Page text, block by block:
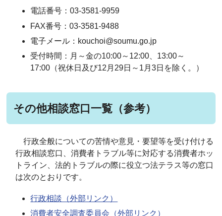
電話番号：03-3581-9959
FAX番号：03-3581-9488
電子メール：kouchoi@soumu.go.jp
受付時間：月～金の10:00～12:00、13:00～
17:00（祝休日及び12月29日～1月3日を除く。）
その他相談窓口一覧（参考）
行政全般についての苦情や意見・要望等を受け付ける
行政相談窓口、消費者トラブル等に対応する消費者ホッ
トライン、法的トラブルの際に役立つ法テラス等の窓口
は次のとおりです。
行政相談（外部リンク）
消費者安全調査委員会（外部リンク）